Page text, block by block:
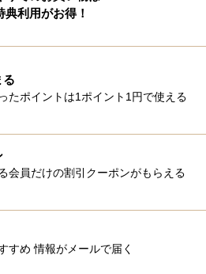
典利用がお得！
る
たポイントは1ポイント1円で使える
会員だけの割引クーポンがもらえる
すめ 情報がメールで届く